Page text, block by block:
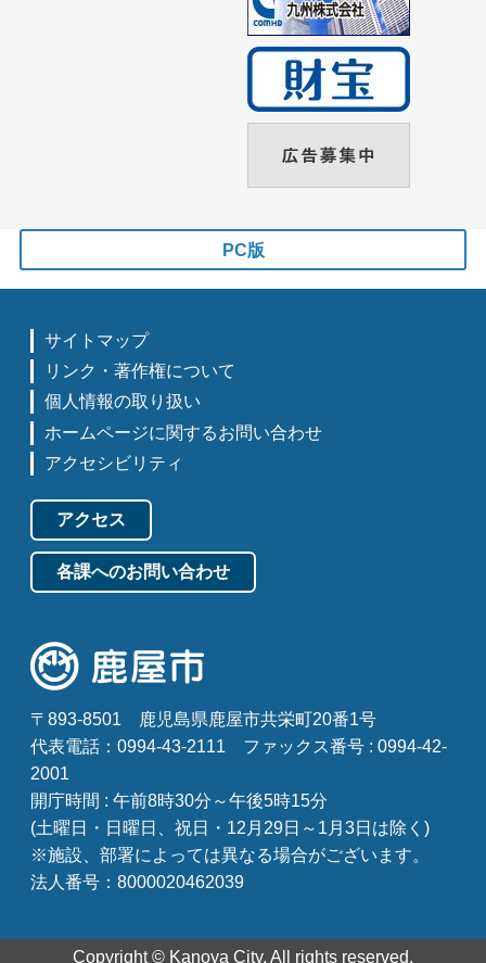
PC版
サイトマップ
リンク・著作権について
個人情報の取り扱い
ホームページに関するお問い合わせ
アクセシビリティ
アクセス
各課へのお問い合わせ
〒893-8501
鹿児島県鹿屋市共栄町20番1号
代表電話：0994-43-2111
ファックス番号 : 0994-42-
2001
開庁時間 : 午前8時30分～午後5時15分
(土曜日・日曜日、祝日・12月29日～1月3日は除く)
※施設、部署によっては異なる場合がございます。
法人番号：8000020462039
Copyright © Kanoya City. All rights reserved.